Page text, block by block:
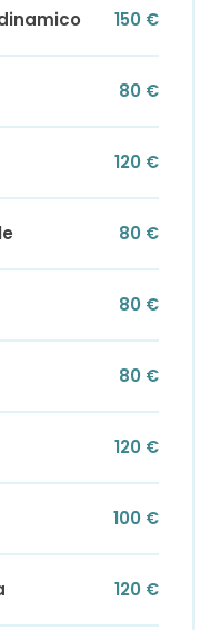
150 €
80 €
120 €
80 €
80 €
80 €
120 €
100 €
120 €